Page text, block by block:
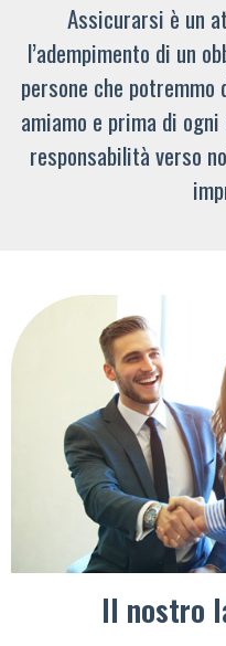
Assicurarsi è un
l’adempimento di un
persone che potremmo
amiamo e prima di
responsabilità verso
Il nostro